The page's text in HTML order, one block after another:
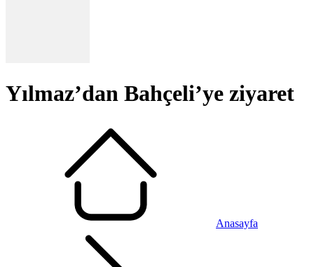
Yılmaz’dan Bahçeli’ye ziyaret
Anasayfa